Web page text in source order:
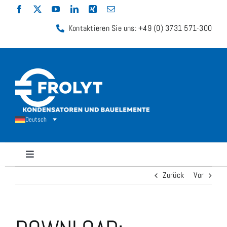
Kontaktieren Sie uns: +49 (0) 3731 571-300
Deutsch
Navigation
Zurück Vor